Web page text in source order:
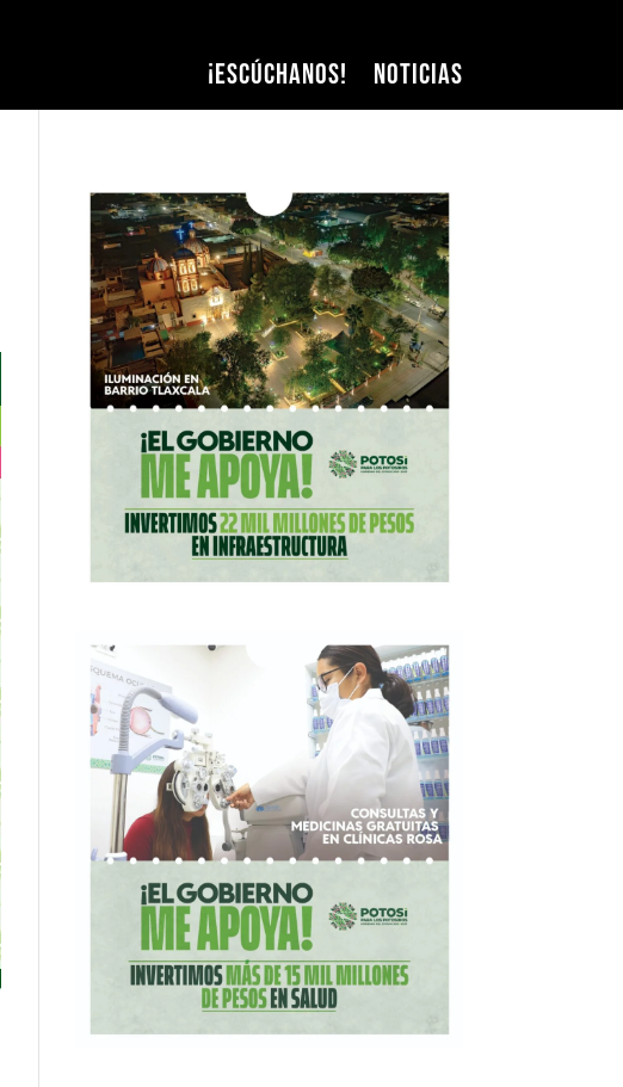
¡Escúchanos! Noticias